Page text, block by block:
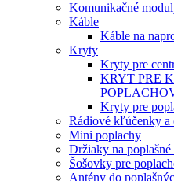
Komunikačné
Káble
Káble na
Kryty
Kryty pre
KRYT PRE
Kryty pre
Rádiové kľúčenky a
Mini poplachy
Držiaky na poplašné
Šošovky pre
Antény do